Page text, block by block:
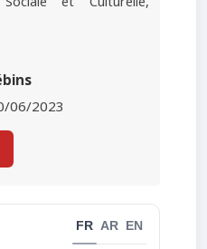
06/2023
FR AR EN